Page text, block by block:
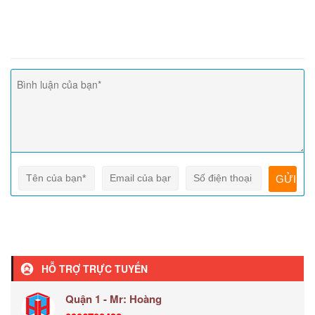
HỖ TRỢ TRỰC TUYẾN
Quận 1 - Mr: Hoàng